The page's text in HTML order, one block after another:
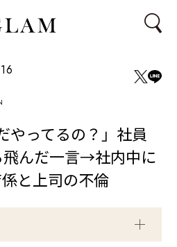
やってるの？」社員
んだ一言→社内中に
と上司の不倫